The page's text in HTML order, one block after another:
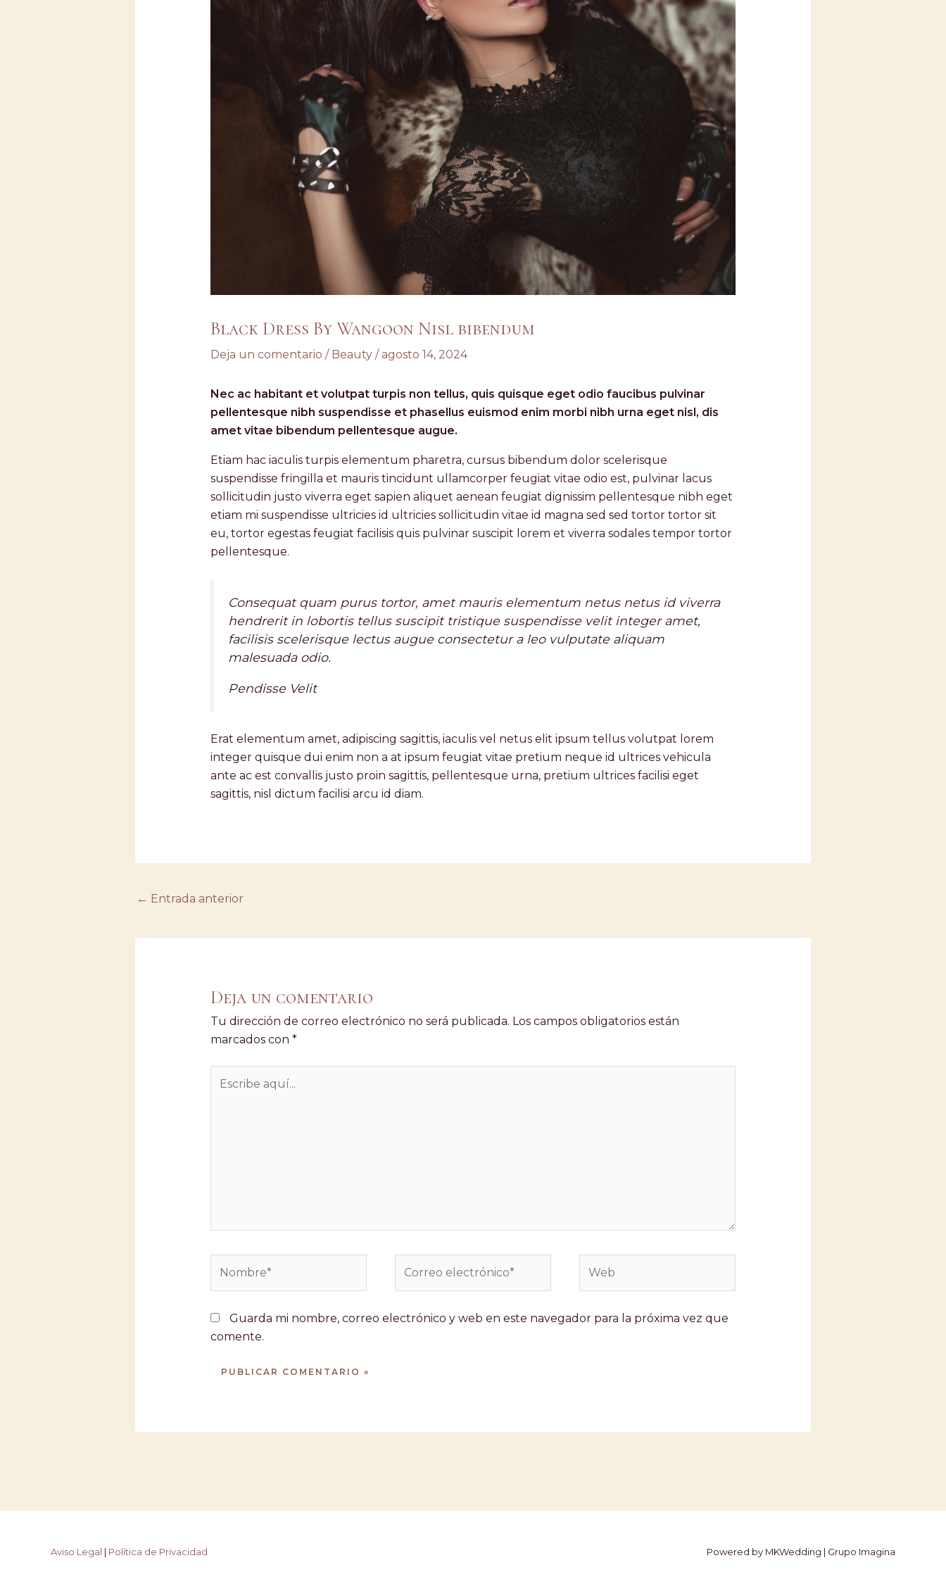
Black Dress By Wangoon Nisl bibendum
Deja un comentario / Beauty/agosto 14, 2024
Nec ac habitant et volutpat turpis non tellus, quis quisque eget odio faucibus pulvinar
pellentesque nibh suspendisse et phasellus euismod enim morbi nibh urna eget nisl, dis
amet vitae bibendum pellentesque augue.
Etiam hac iaculis turpis elementum pharetra, cursus bibendum dolor scelerisque
suspendisse fringilla et mauris tincidunt ullamcorper feugiat vitae odio est, pulvinar lacus
sollicitudin justo viverra eget sapien aliquet aenean feugiat dignissim pellentesque nibh eget
etiam mi suspendisse ultricies id ultricies sollicitudin vitae id magna sed sed tortor tortor sit
eu, tortor egestas feugiat facilisis quis pulvinar suscipit lorem et viverra sodales tempor tortor
pellentesque.
Consequat quam purus tortor, amet mauris elementum netus netus id viverra
hendrerit in lobortis tellus suscipit tristique suspendisse velit integer amet,
facilisis scelerisque lectus augue consectetur a leo vulputate aliquam
malesuada odio.
Pendisse Velit
Erat elementum amet, adipiscing sagittis, iaculis vel netus elit ipsum tellus volutpat lorem
integer quisque dui enim non a at ipsum feugiat vitae pretium neque id ultrices vehicula
ante ac est convallis justo proin sagittis, pellentesque urna, pretium ultrices facilisi eget
sagittis, nisl dictum facilisi arcu id diam.
← Entrada anterior
Deja un comentario
Tu dirección de correo electrónico no será publicada. Los campos obligatorios están
marcados con *
aquí...
electrónico*
Guarda mi nombre, correo electrónico y web en este navegador para la próxima vez que
comente.
Aviso Legal | Política de Privacidad Powered by MKWedding | Grupo Imagina